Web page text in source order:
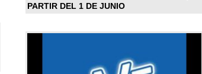
PARTIR DEL 1 DE JUNIO